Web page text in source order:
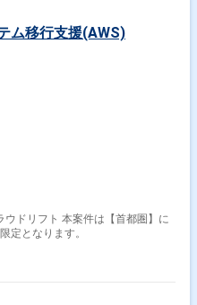
ム移行支援(AWS)
は【首都圏】に
定となります。